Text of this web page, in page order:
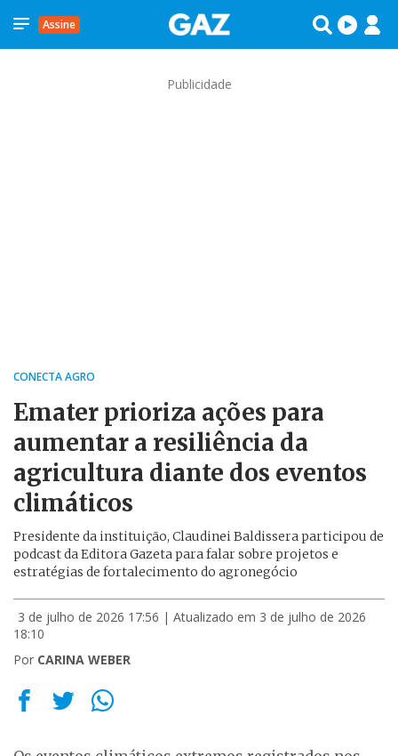
Assine
Publicidade
CONECTA AGRO
Emater prioriza ações para
aumentar a resiliência da
agricultura diante dos eventos
climáticos
Presidente da instituição, Claudinei Baldissera participou de
podcast da Editora Gazeta para falar sobre projetos e
estratégias de fortalecimento do agronegócio
3 de julho de 2026 17:56 | Atualizado em 3 de julho de 2026
18:10
Por CARINA WEBER